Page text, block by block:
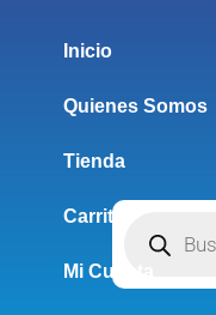
Inicio
Quienes Somos
Tienda
Carrito
Mi Cuenta